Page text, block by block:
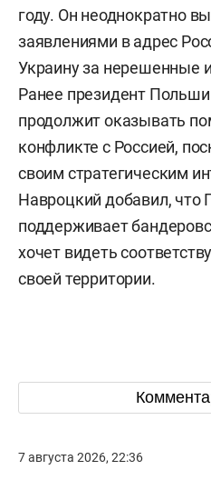
году. Он неоднократно
заявлениями в адрес
Украину за нерешенные
Ранее президент
продолжит оказывать
конфликте с Россией,
своим стратегическим
Навроцкий добавил, что
поддерживает
хочет видеть
своей территории.
7 августа 2026, 22:36